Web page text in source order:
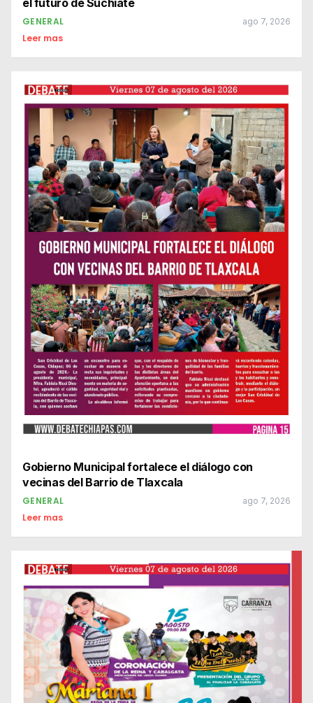
el futuro de Suchiate
GENERAL ago 7, 2026
Leer mas
Gobierno Municipal fortalece el diálogo con
vecinas del Barrio de Tlaxcala
GENERAL ago 7, 2026
Leer mas